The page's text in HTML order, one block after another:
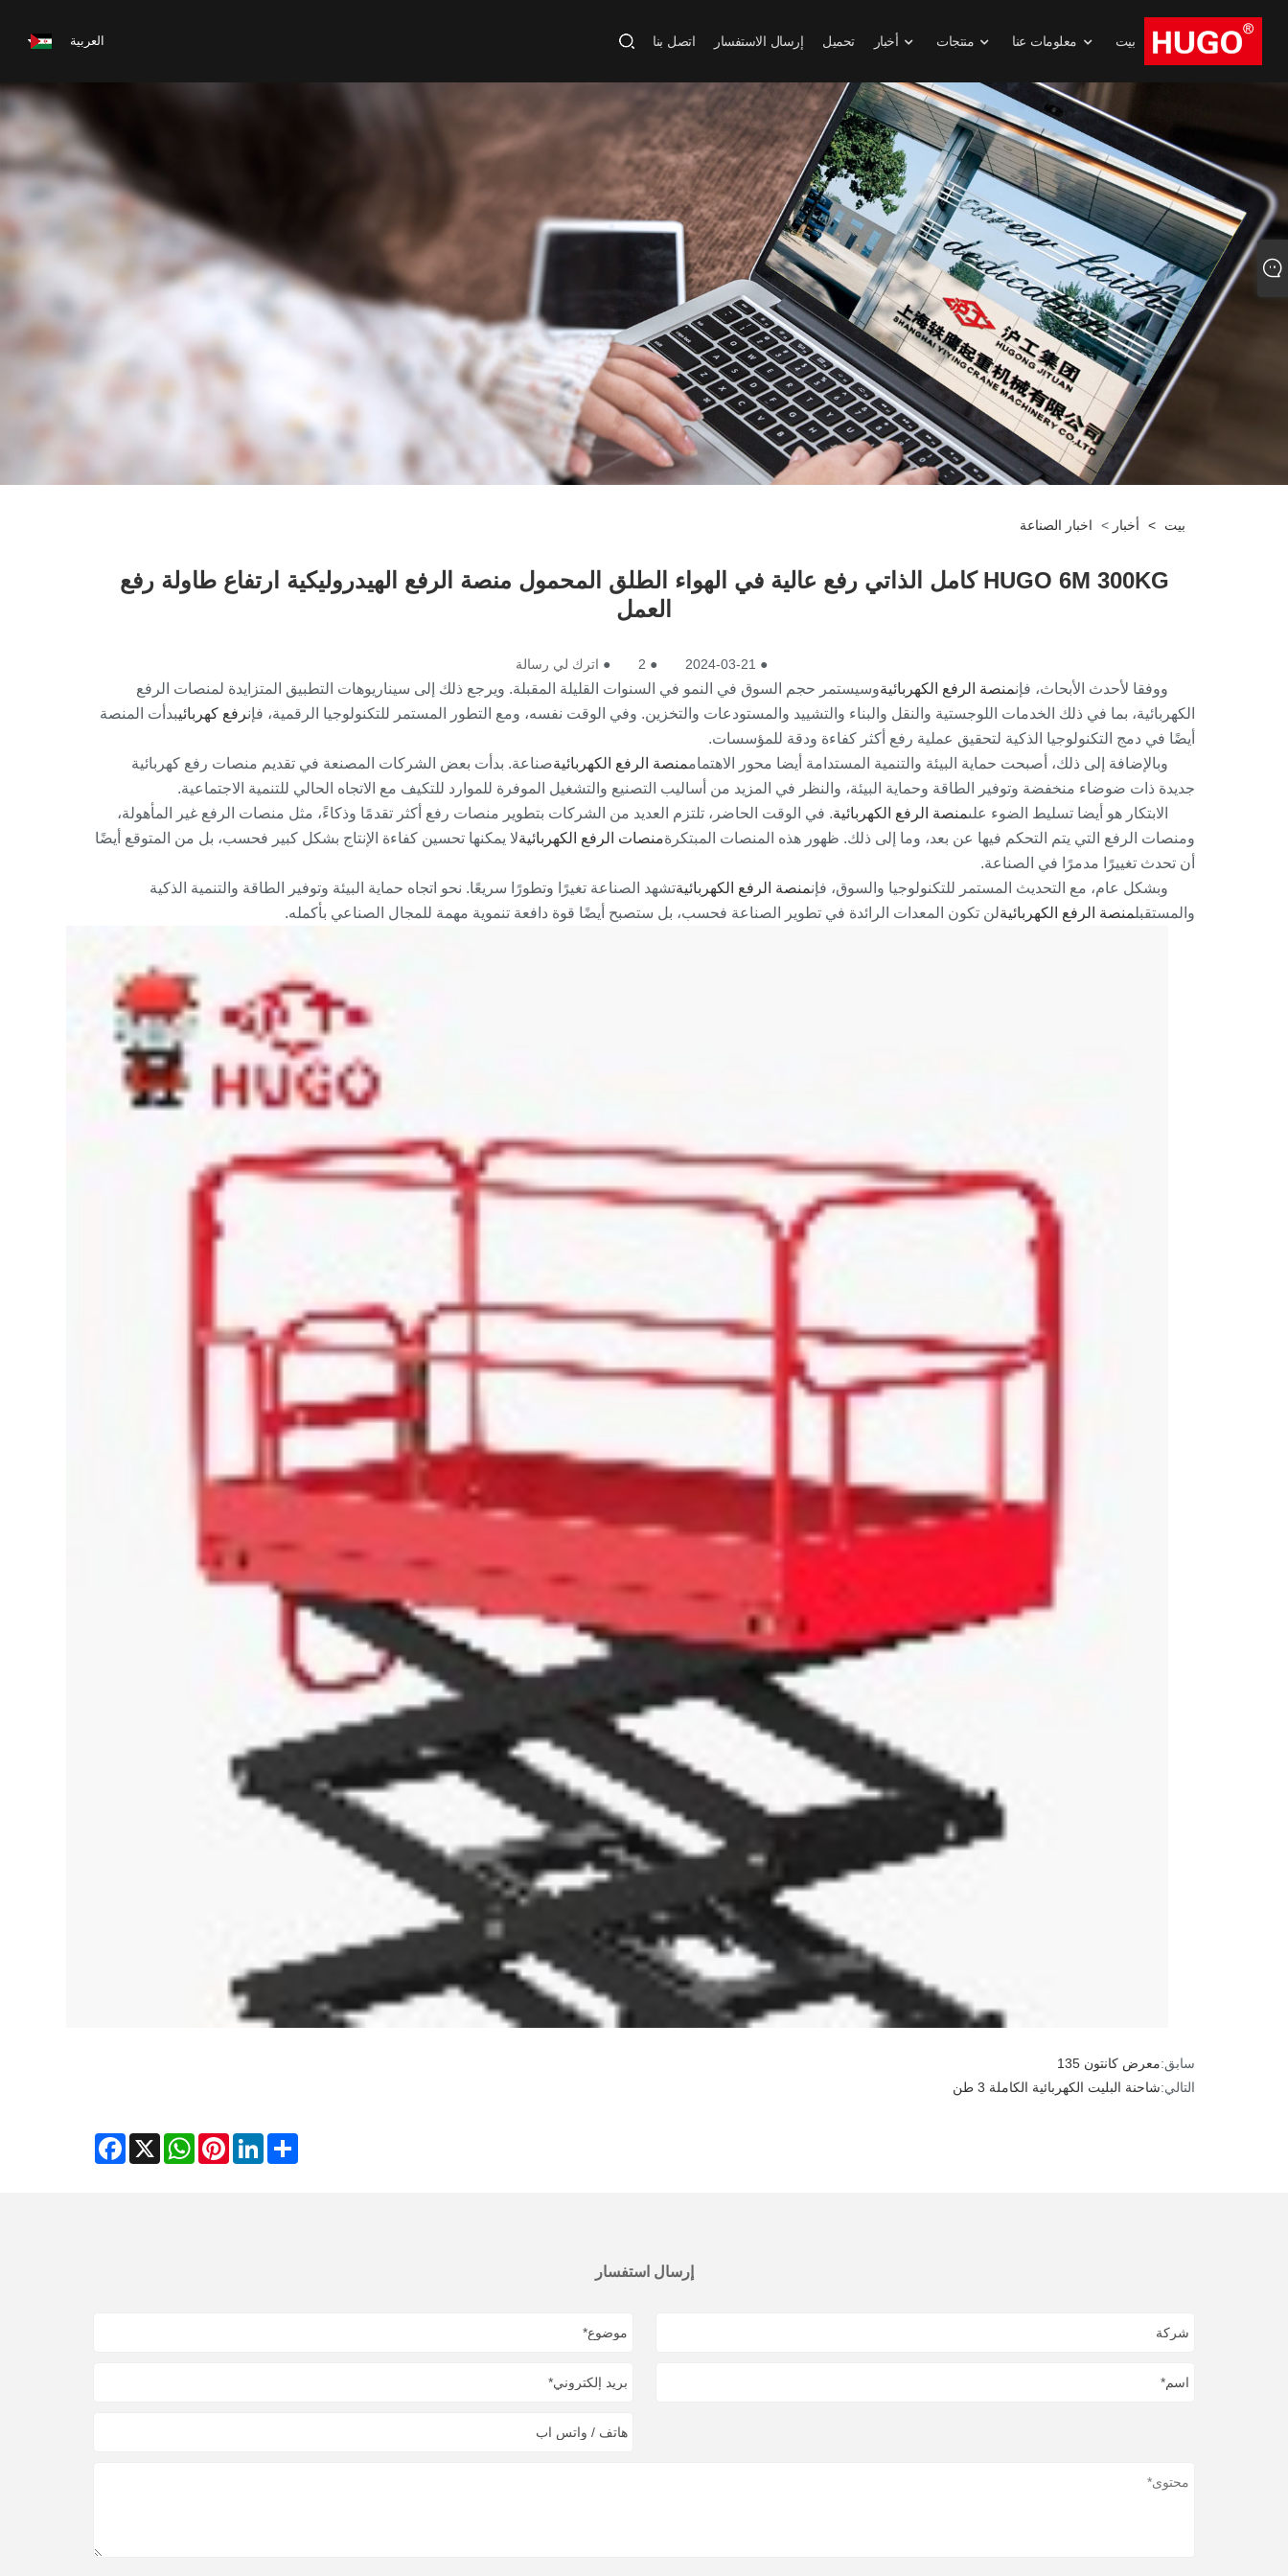
بيت معلومات عنا منتجات أخبار تحميل إرسال الاستفسار اتصل بنا العربية
بيت > أخبار > اخبار الصناعة
HUGO 6M 300KG كامل الذاتي رفع عالية في الهواء الطلق المحمول منصة الرفع الهيدروليكية ارتفاع طاولة رفع
العمل
●
2024-03-21
●
2
● اترك لي رسالة
ووفقا لأحدث الأبحاث، فإنمنصة الرفع الكهربائيةوسيستمر حجم السوق في النمو في السنوات القليلة المقبلة. ويرجع ذلك إلى سيناريوهات التطبيق المتزايدة لمنصات الرفع
الكهربائية، بما في ذلك الخدمات اللوجستية والنقل والبناء والتشييد والمستودعات والتخزين. وفي الوقت نفسه، ومع التطور المستمر للتكنولوجيا الرقمية، فإنرفع كهربائيبدأت المنصة
أيضًا في دمج التكنولوجيا الذكية لتحقيق عملية رفع أكثر كفاءة ودقة للمؤسسات.
وبالإضافة إلى ذلك، أصبحت حماية البيئة والتنمية المستدامة أيضا محور الاهتماممنصة الرفع الكهربائيةصناعة. بدأت بعض الشركات المصنعة في تقديم منصات رفع كهربائية
جديدة ذات ضوضاء منخفضة وتوفير الطاقة وحماية البيئة، والنظر في المزيد من أساليب التصنيع والتشغيل الموفرة للموارد للتكيف مع الاتجاه الحالي للتنمية الاجتماعية.
الابتكار هو أيضا تسليط الضوء علىمنصة الرفع الكهربائية. في الوقت الحاضر، تلتزم العديد من الشركات بتطوير منصات رفع أكثر تقدمًا وذكاءً، مثل منصات الرفع غير المأهولة،
ومنصات الرفع التي يتم التحكم فيها عن بعد، وما إلى ذلك. ظهور هذه المنصات المبتكرةمنصات الرفع الكهربائيةلا يمكنها تحسين كفاءة الإنتاج بشكل كبير فحسب، بل من المتوقع أيضًا
أن تحدث تغييرًا مدمرًا في الصناعة.
وبشكل عام، مع التحديث المستمر للتكنولوجيا والسوق، فإنمنصة الرفع الكهربائيةتشهد الصناعة تغيرًا وتطورًا سريعًا. نحو اتجاه حماية البيئة وتوفير الطاقة والتنمية الذكية
والمستقبلمنصة الرفع الكهربائيةلن تكون المعدات الرائدة في تطوير الصناعة فحسب، بل ستصبح أيضًا قوة دافعة تنموية مهمة للمجال الصناعي بأكمله.
سابق:معرض كانتون 135
التالي:شاحنة البليت الكهربائية الكاملة 3 طن
Facebook X
WhatsAppPinterestLinkedInShare
إرسال استفسار